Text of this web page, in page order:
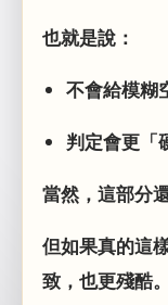
也就是說：
不會給模糊
判定會更「
當然，這部分
但如果真的這
致，也更殘酷。